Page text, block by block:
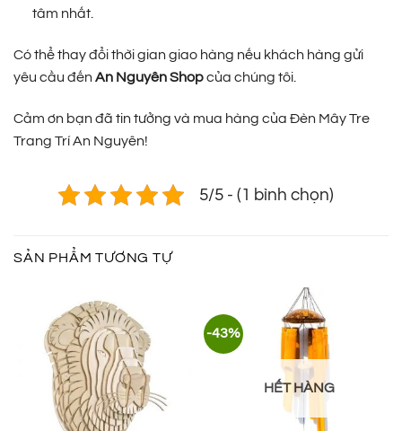
tâm nhất.
Có thể thay đổi thời gian giao hàng nếu khách hàng gửi
yêu cầu đến An Nguyên Shopcủa chúng tôi.
Cảm ơn bạn đã tin tưởng và mua hàng của Đèn Mây Tre
Trang Trí An Nguyên!
5/5 - (1 bình chọn)
SẢN PHẨM TƯƠNG TỰ
-43%
HẾT HÀNG